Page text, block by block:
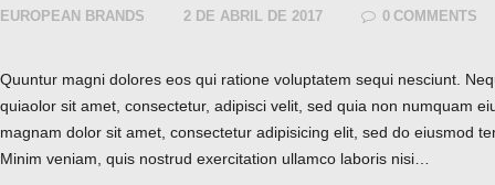
EUROPEAN BRANDS 2 DE ABRIL DE 2017 0 COMMENTS
Quuntur magni dolores eos qui ratione voluptatem sequi nesciunt.
quiaolor sit amet, consectetur, adipisci velit, sed quia non numquam
magnam dolor sit amet, consectetur adipisicing elit, sed do eiusmod
Minim veniam, quis nostrud exercitation ullamco laboris nisi…